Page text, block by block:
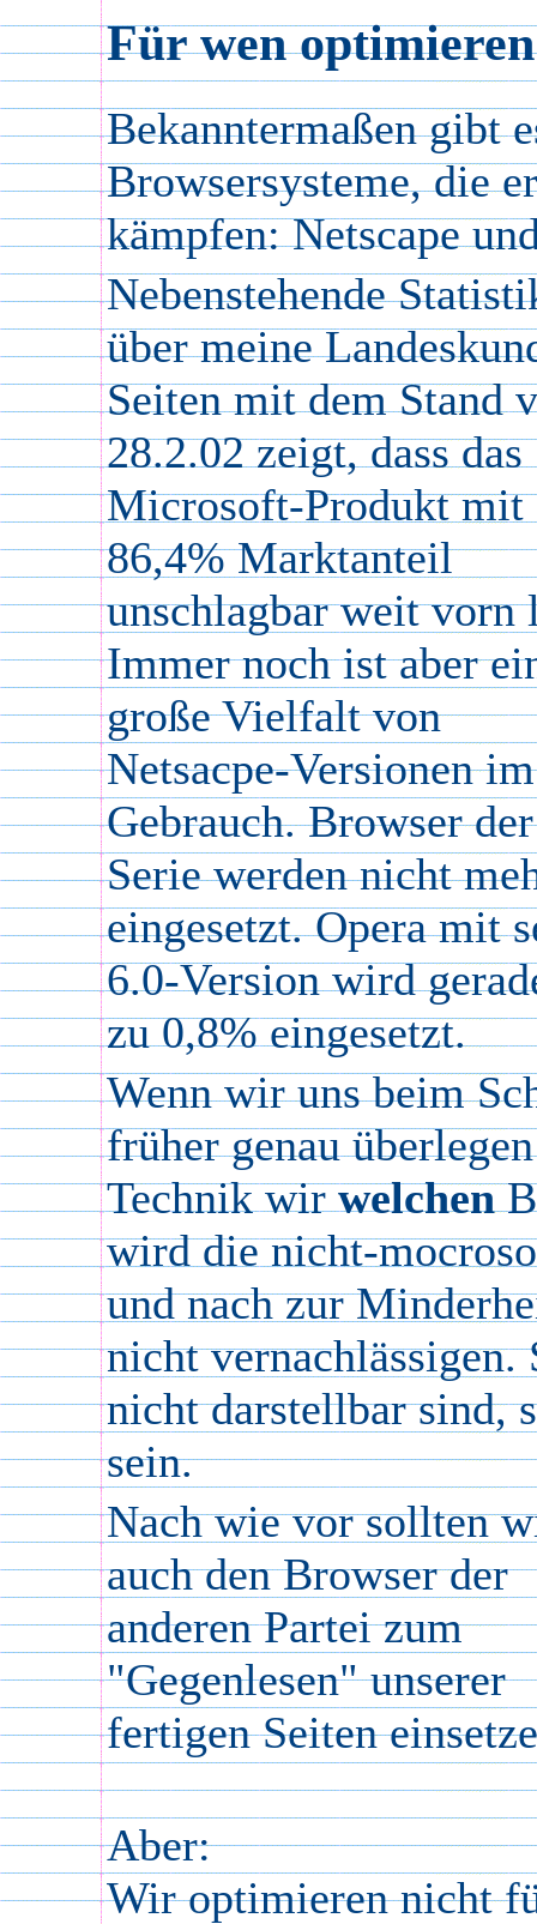
Für wen
Bekanntermaßen gibt
Browsersysteme, die
kämpfen: Netscape
Nebenstehende
über meine
Seiten mit dem Stand
28.2.02 zeigt, dass das
Microsoft-Produkt mit
86,4% Marktanteil
unschlagbar weit vorn
Immer noch ist aber
große Vielfalt von
Netsacpe-Versionen im
Gebrauch. Browser
Serie werden nicht
eingesetzt. Opera mit
6.0-Version wird
zu 0,8% eingesetzt.
Wenn wir uns beim
früher genau
Technik wirwelchen
wird die nicht-
und nach zur
nicht vernachlässigen.
nicht darstellbar sind,
sein.
Nach wie vor sollten
auch den Browser der
anderen Partei zum
"Gegenlesen" unserer
fertigen Seiten
Aber:
Wir optimieren nicht